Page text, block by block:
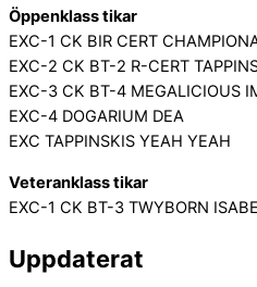
Öppenklass tikar
EXC-1 CK BIR CERT
EXC-2 CK BT-2 R-CERT
EXC-3 CK BT-4 MEGALICIOUS
EXC-4 DOGARIUM DEA
EXC TAPPINSKIS YEAH YEAH
Veteranklass tikar
EXC-1 CK BT-3 TWYBORN
Uppdaterat